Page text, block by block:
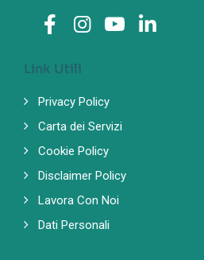
Link Utili
Privacy Policy
Carta dei Servizi
Cookie Policy
Disclaimer Policy
Lavora Con Noi
Dati Personali